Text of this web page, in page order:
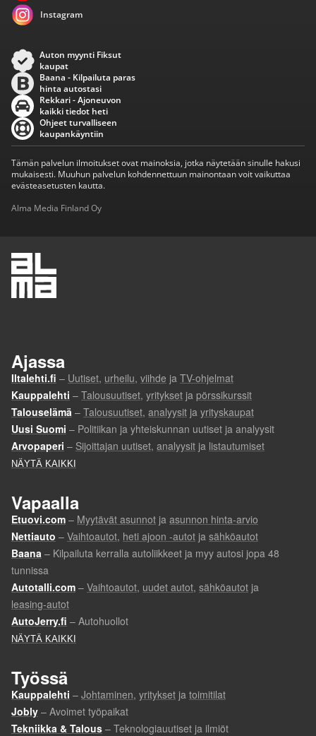
Instagram
Auton myynti Fiksut
kaupat
Baana - Kilpailuta paras
hinta autostasi
Rekkari - Ajoneuvon
kaikki tiedot heti
Ohjeet turvalliseen
kaupankäyntiin
Tämän palvelun ilmoitukset ovat mainoksia, jotka näytetään sinulle hakusi
mukaisesti. Muuhun palvelun kohdennettuun mainontaan voit vaikuttaa
evästeasetusten kautta.
Alma Media Finland Oy